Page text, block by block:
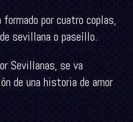
por cuatro coplas,
sevillana o paseíllo.
Sevillanas, se va
de una historia de amor